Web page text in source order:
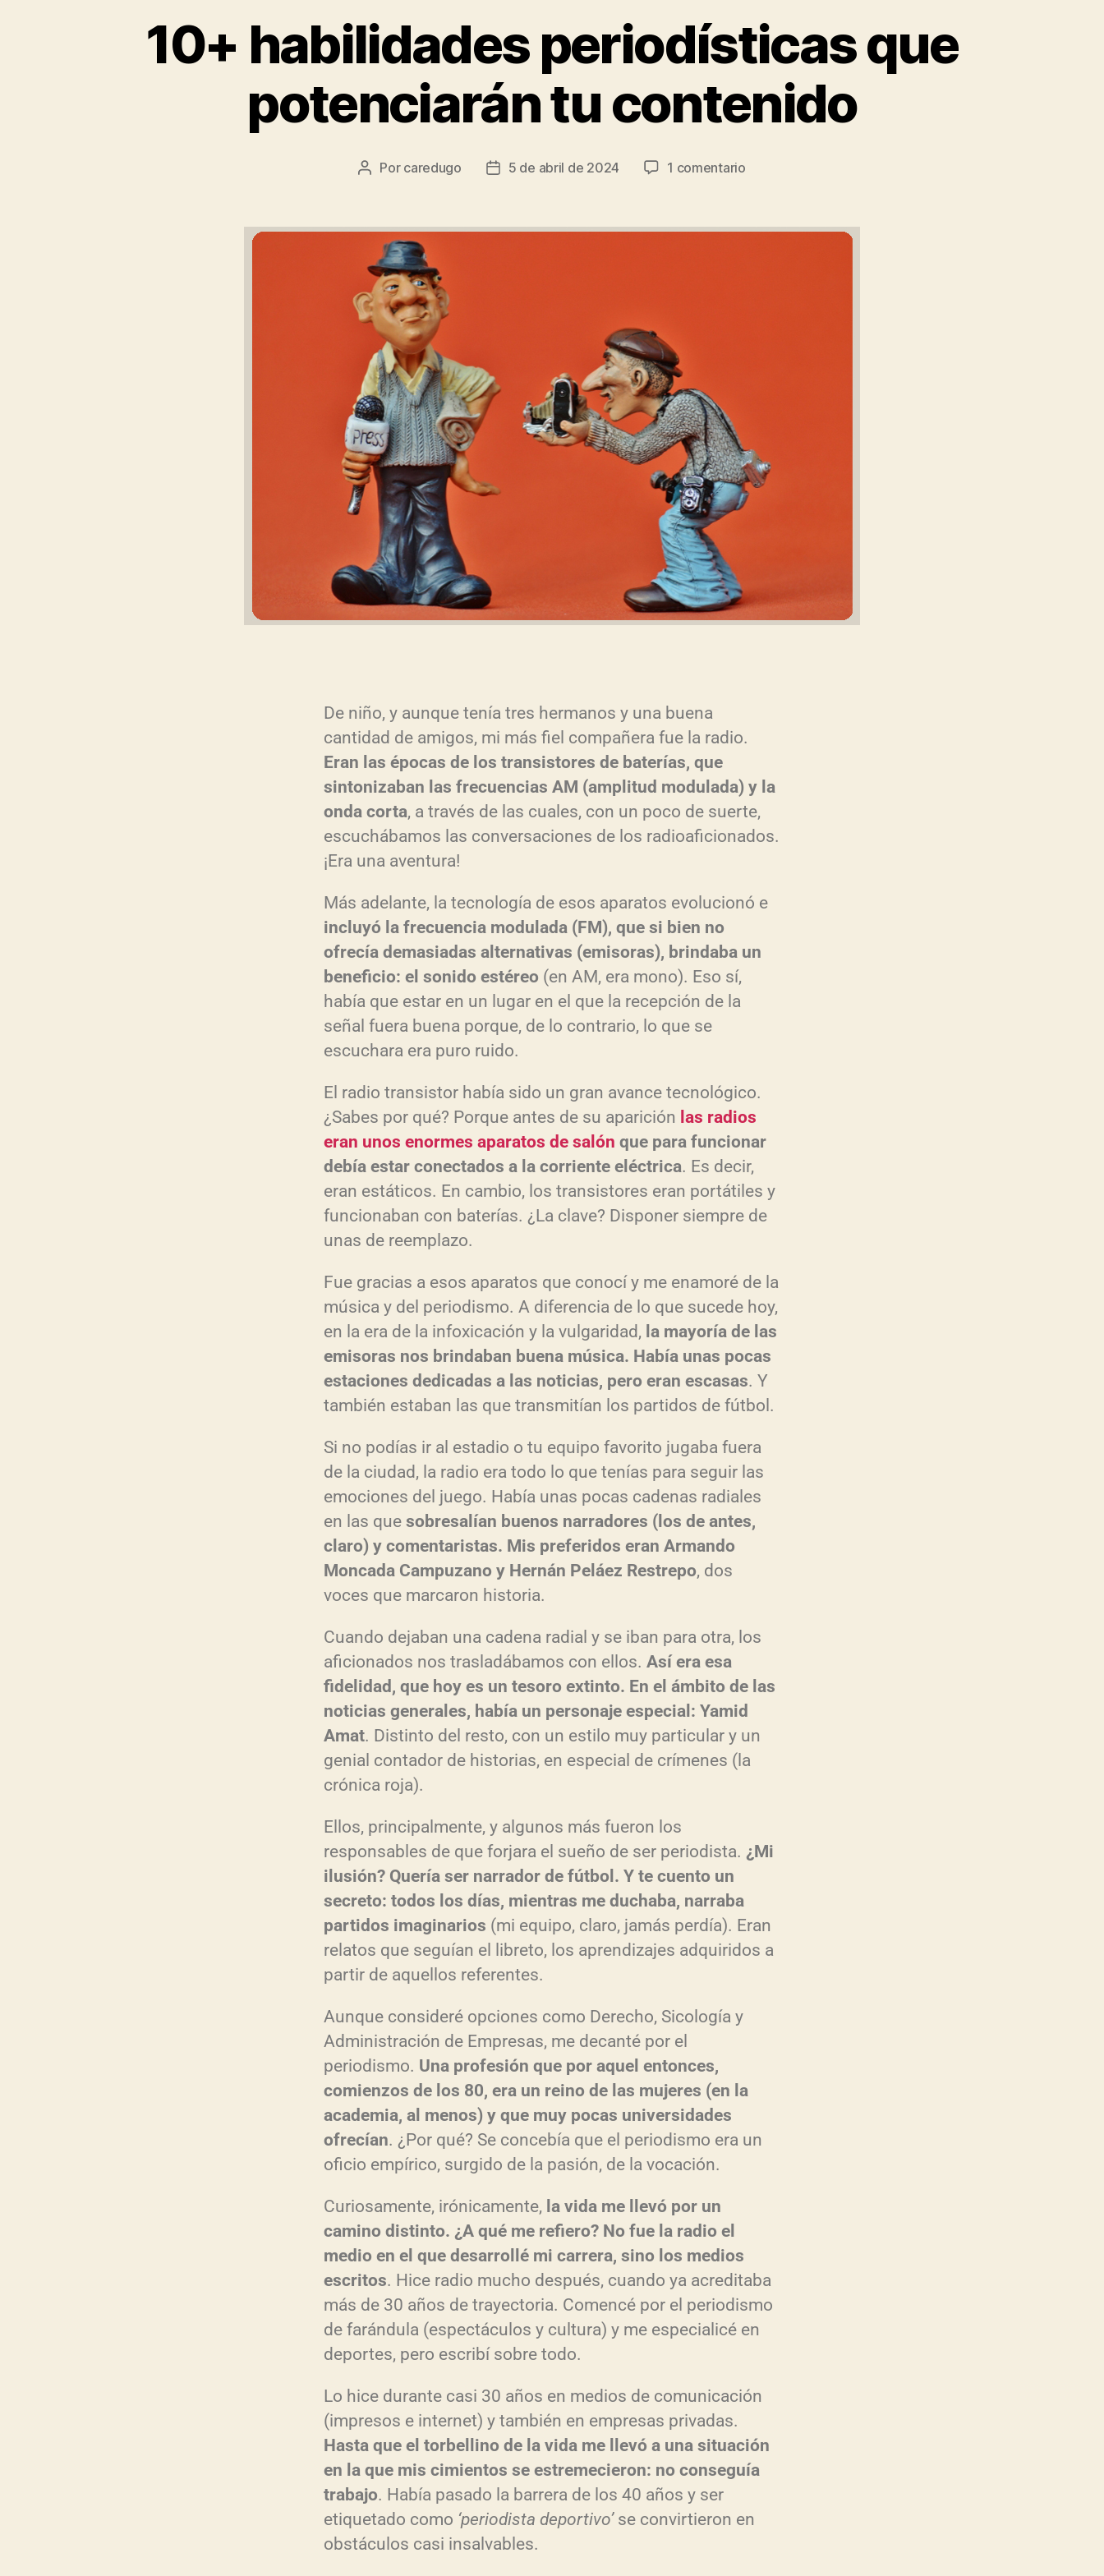
10+ habilidades periodísticas que
potenciarán tu contenido
Por caredugo 5 de abril de 2024 1 comentario
De niño, y aunque tenía tres hermanos y una buena
cantidad de amigos, mi más fiel compañera fue la radio.
Eran las épocas de los transistores de baterías, que
sintonizaban las frecuencias AM (amplitud modulada) y la
onda corta, a través de las cuales, con un poco de suerte,
escuchábamos las conversaciones de los radioaficionados.
¡Era una aventura!
Más adelante, la tecnología de esos aparatos evolucionó e
incluyó la frecuencia modulada (FM), que si bien no
ofrecía demasiadas alternativas (emisoras), brindaba un
beneficio: el sonido estéreo (en AM, era mono). Eso sí,
había que estar en un lugar en el que la recepción de la
señal fuera buena porque, de lo contrario, lo que se
escuchara era puro ruido.
El radio transistor había sido un gran avance tecnológico.
¿Sabes por qué? Porque antes de su aparición las radios
eran unos enormes aparatos de salón que para funcionar
debía estar conectados a la corriente eléctrica. Es decir,
eran estáticos. En cambio, los transistores eran portátiles y
funcionaban con baterías. ¿La clave? Disponer siempre de
unas de reemplazo.
Fue gracias a esos aparatos que conocí y me enamoré de la
música y del periodismo. A diferencia de lo que sucede hoy,
en la era de la infoxicación y la vulgaridad, la mayoría de las
emisoras nos brindaban buena música. Había unas pocas
estaciones dedicadas a las noticias, pero eran escasas. Y
también estaban las que transmitían los partidos de fútbol.
Si no podías ir al estadio o tu equipo favorito jugaba fuera
de la ciudad, la radio era todo lo que tenías para seguir las
emociones del juego. Había unas pocas cadenas radiales
en las que sobresalían buenos narradores (los de antes,
claro) y comentaristas. Mis preferidos eran Armando
Moncada Campuzano y Hernán Peláez Restrepo, dos
voces que marcaron historia.
Cuando dejaban una cadena radial y se iban para otra, los
aficionados nos trasladábamos con ellos. Así era esa
fidelidad, que hoy es un tesoro extinto. En el ámbito de las
noticias generales, había un personaje especial: Yamid
Amat. Distinto del resto, con un estilo muy particular y un
genial contador de historias, en especial de crímenes (la
crónica roja).
Ellos, principalmente, y algunos más fueron los
responsables de que forjara el sueño de ser periodista. ¿Mi
ilusión? Quería ser narrador de fútbol. Y te cuento un
secreto: todos los días, mientras me duchaba, narraba
partidos imaginarios (mi equipo, claro, jamás perdía). Eran
relatos que seguían el libreto, los aprendizajes adquiridos a
partir de aquellos referentes.
Aunque consideré opciones como Derecho, Sicología y
Administración de Empresas, me decanté por el
periodismo. Una profesión que por aquel entonces,
comienzos de los 80, era un reino de las mujeres (en la
academia, al menos) y que muy pocas universidades
ofrecían. ¿Por qué? Se concebía que el periodismo era un
oficio empírico, surgido de la pasión, de la vocación.
Curiosamente, irónicamente, la vida me llevó por un
camino distinto. ¿A qué me refiero? No fue la radio el
medio en el que desarrollé mi carrera, sino los medios
escritos. Hice radio mucho después, cuando ya acreditaba
más de 30 años de trayectoria. Comencé por el periodismo
de farándula (espectáculos y cultura) y me especialicé en
deportes, pero escribí sobre todo.
Lo hice durante casi 30 años en medios de comunicación
(impresos e internet) y también en empresas privadas.
Hasta que el torbellino de la vida me llevó a una situación
en la que mis cimientos se estremecieron: no conseguía
trabajo. Había pasado la barrera de los 40 años y ser
etiquetado como ‘periodista deportivo’se convirtieron en
obstáculos casi insalvables.